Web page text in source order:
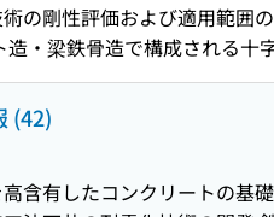
圧を利用した軽量な遮音構
ル低減効果の実験的検討
期の実測結果とピンポン玉
切断画像を利用した効率的
帯を用いたタワークレー
測定の自動化による維持管
表論文一覧（2018年1月～
の剛性評価および適用範囲
・梁鉄骨造で構成される
基礎の水平地盤ばねの算
観測階の地震応答推定手法
の小変形領域における振動
音特性に関する研究 : その
熱エネルギーを用いたシス
(42)
含有したコンクリートの基